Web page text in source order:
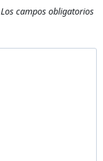
Los campos obligatorios